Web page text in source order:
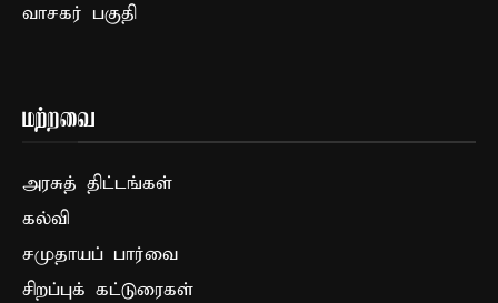
வாசகர் பகுதி
மற்றவை
அரசுத் திட்டங்கள்
கல்வி
சமுதாயப் பார்வை
சிறப்புக் கட்டுரைகள்